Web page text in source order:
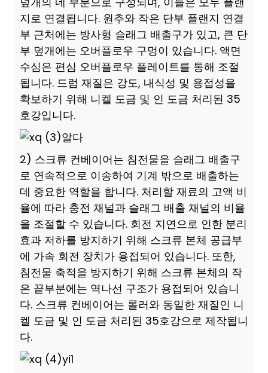
지로 연결됩니다. 원추와 작은 단부 플랜지 연결
부 근처에는 방사형 슬래그 배출구가 있고, 큰 단
부 덮개에는 오버플로우 구멍이 있습니다. 액면
수심은 편심 오버플로우 플레이트를 통해 조절
됩니다. 드럼 재질은 강도, 내식성 및 용접성을
확보하기 위해 니켈 도금 및 인 도금 처리된 35
호강입니다.
2) 스크류 컨베이어는 침전물을 슬래그 배출구
로 연속적으로 이송하여 기계 밖으로 배출하는
데 중요한 역할을 합니다. 처리할 재료의 고액 비
율에 따라 충전 채널과 슬래그 배출 채널의 비율
을 조절할 수 있습니다. 회전 지연으로 인한 분리
효과 저하를 방지하기 위해 스크류 본체 공급부
에 가속 회전 장치가 용접되어 있습니다. 또한,
침전물 축적을 방지하기 위해 스크류 본체의 작
은 끝부분에는 역나선 구조가 용접되어 있습니
다. 스크류 컨베이어는 롤러와 동일한 재질인 니
켈 도금 및 인 도금 처리된 35호강으로 제작됩니
다.